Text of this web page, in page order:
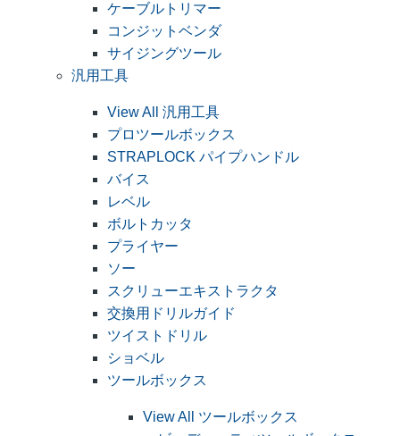
ケーブルトリマー
コンジットベンダ
サイジングツール
汎用工具
View All 汎用工具
プロツールボックス
STRAPLOCK パイプハンドル
バイス
レベル
ボルトカッタ
プライヤー
ソー
スクリューエキストラクタ
交換用ドリルガイド
ツイストドリル
ショベル
ツールボックス
View All ツールボックス